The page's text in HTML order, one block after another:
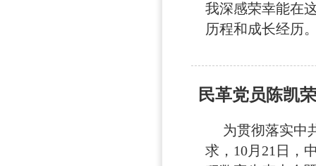
我深感荣幸能在
历程和成长经历
民革党员陈凯
为贯彻落实中
求，10月21日，